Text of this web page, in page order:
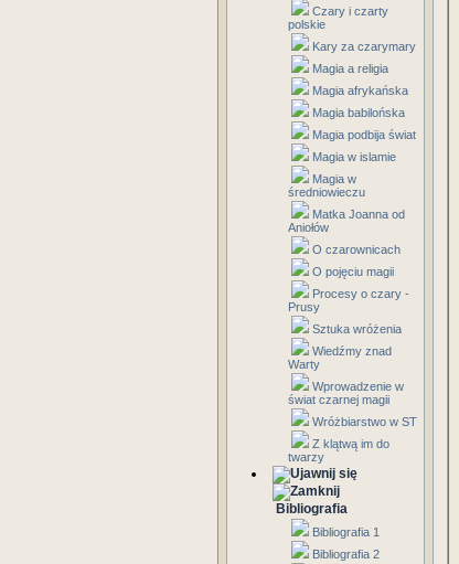
Czary i czarty
polskie
Kary za czarymary
Magia a religia
Magia afrykańska
Magia babilońska
Magia podbija świat
Magia w islamie
Magia w
średniowieczu
Matka Joanna od
Aniołów
O czarownicach
O pojęciu magii
Procesy o czary -
Prusy
Sztuka wróżenia
Wiedźmy znad
Warty
Wprowadzenie w
świat czarnej magii
Wróżbiarstwo w ST
Z klątwą im do
twarzy
Bibliografia
Bibliografia 1
Bibliografia 2